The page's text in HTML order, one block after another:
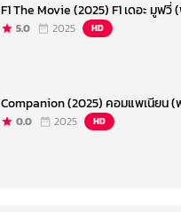
F1 The Movie (2025) F1 เดอะ มูฟวี่
5.0 2025 HD
Companion (2025) คอมแพเนียน (
0.0 2025 HD